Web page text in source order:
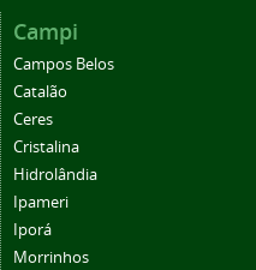
Campi
Campos Belos
Catalão
Ceres
Cristalina
Hidrolândia
Ipameri
Iporá
Morrinhos